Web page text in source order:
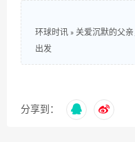
环球时讯 » 关爱沉默的父亲
出发
分享到：